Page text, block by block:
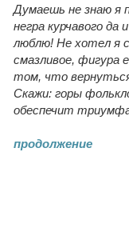
Думаешь не знаю я
негра курчавого
люблю! Не хотел я
смазливое, фигура
том, что
Скажи: горы
обеспечит
продолжение